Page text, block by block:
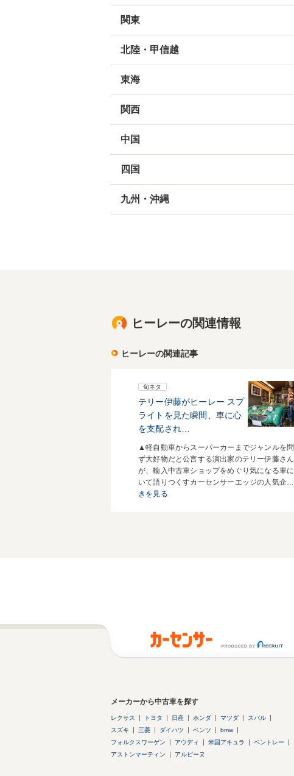
関東
北陸・甲信越
東海
関西
中国
四国
九州・沖縄
ヒーレーの関連情報
ヒーレーの関連記事
旬ネタ
テリー伊藤がヒーレー スプ
ライトを見た瞬間、車に心
を支配され…
▲軽自動車からスーパーカーまでジャンルを
ず大好物だと公言する演出家のテリー伊藤さん
が、輸入中古車ショップをめぐり気になる車
いて語りつくすカーセンサーエッジの人気企…
きを見る
メーカーから中古車を探す
レクサス トヨタ 日産 ホンダ マツダ
スバル
スズキ
三菱 ダイハツ ベンツ
bmw
フォルクスワーゲン
アウディ 米国アキュラ
ベントレー
アストンマーティン
アルピーヌ